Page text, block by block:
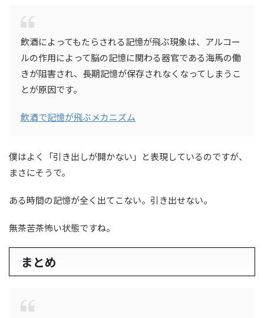
飲酒によってもたらされる記憶が飛ぶ現象は、アルコー
ルの作用によって脳の記憶に関わる器官である海馬の働
きが阻害され、長期記憶が保存されなくなってしまうこ
とが原因です。
飲酒で記憶が飛ぶメカニズム
僕はよく「引き出しが開かない」と表現しているのですが、
まさにそうで。
ある時間の記憶が全く出てこない。引き出せない。
無茶苦茶怖い状態ですね。
まとめ